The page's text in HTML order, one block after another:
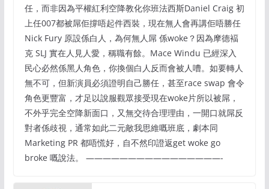
任，而非因為平權紅利空降教化你班法西斯Daniel Craig 初
上任007都被屌佢撐唔起件西裝，現在無人會再講佢唔勝任
Nick Fury 原設係白人，為何無人屌 係woke？因為摩德褔
克 SLJ 實在人見人愛，稱職有餘。Mace Windu 已經深入
民心必然係黑人角色，你換個白人反而會被人嘈。如要轉人
無不可，但新演員必須證明自己勝任，甚至race swap 會令
角色更豐富，才足以說服觀眾接受現在woke片所以被屌，
不外乎完全空降新面口，又無交待合理理由，一開口就屌反
對者係歧視，通常如此二元敵我思維嘅班底，劇本同
Marketing PR 都唔慌好，自不然印證返get woke go
broke 嘅說法。 ————————————————-